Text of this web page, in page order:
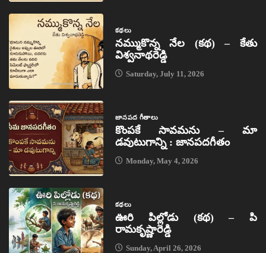
కథలు
నమ్ముకొన్న నేల (కథ) – కేతు
విశ్వనాథరెడ్డి
Saturday, July 11, 2026
జానపద గీతాలు
కొంపకే సావమను – మా
డవుటుగాన్ని : జానపదగీతం
Monday, May 4, 2026
కథలు
ఊరి పిల్లోడు (కథ) – పి
రామకృష్ణారెడ్డి
Sunday, April 26, 2026